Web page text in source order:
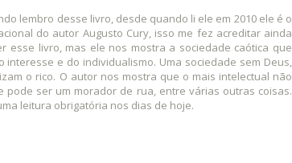
lembro desse livro, desde quando li ele em 2010 ele é o
do autor Augusto Cury, isso me fez acreditar ainda
esse livro, mas ele nos mostra a sociedade caótica que
e do individualismo. Uma sociedade sem Deus,
o rico. O autor nos mostra que o mais intelectual não
pode ser um morador de rua, entre várias outras coisas.
leitura obrigatória nos dias de hoje.